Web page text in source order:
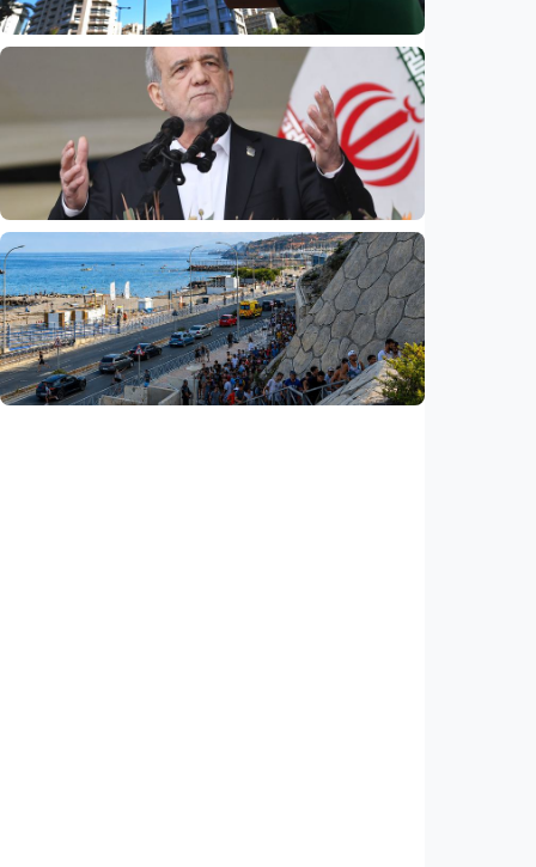
Indonesia•09 Aug 2026
Dugaan spionase guncang PBB, staf UNICEF
diduga bocorkan informasi ke Israel
Indonesia 08 Aug 2026
Internasional
Pezeshkian: Iran siap berdialog, tetapi tak
bisa dipaksa menyerah
Indonesia•08 Aug 2026